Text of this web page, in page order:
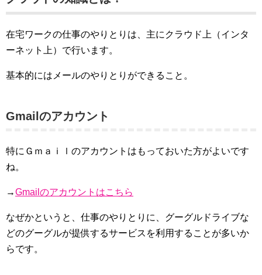
在宅ワークの仕事のやりとりは、主にクラウド上（インタ
ーネット上）で行います。
基本的にはメールのやりとりができること。
Gmailのアカウント
特にＧｍａｉｌのアカウントはもっておいた方がよいです
ね。
→Gmailのアカウントはこちら
なぜかというと、仕事のやりとりに、グーグルドライブな
どのグーグルが提供するサービスを利用することが多いか
らです。